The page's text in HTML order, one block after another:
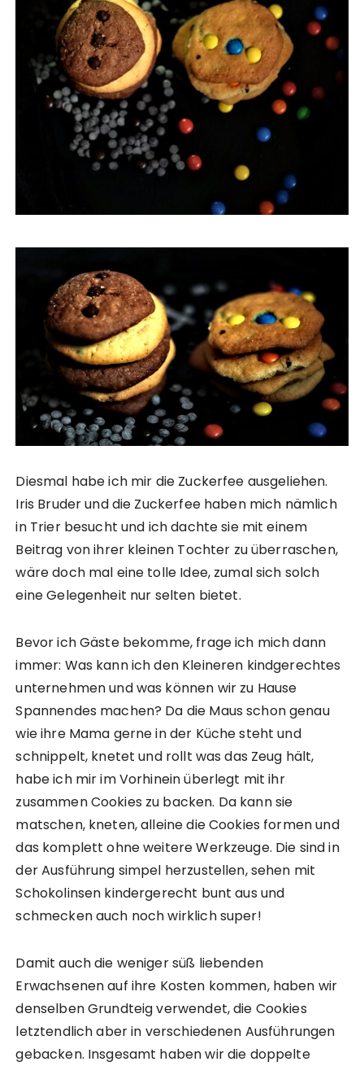
Diesmal habe ich mir die Zuckerfee ausgeliehen.
Iris Bruder und die Zuckerfee haben mich nämlich
in Trier besucht und ich dachte sie mit einem
Beitrag von ihrer kleinen Tochter zu überraschen,
wäre doch mal eine tolle Idee, zumal sich solch
eine Gelegenheit nur selten bietet.
Bevor ich Gäste bekomme, frage ich mich dann
immer: Was kann ich den Kleineren kindgerechtes
unternehmen und was können wir zu Hause
Spannendes machen? Da die Maus schon genau
wie ihre Mama gerne in der Küche steht und
schnippelt, knetet und rollt was das Zeug hält,
habe ich mir im Vorhinein überlegt mit ihr
zusammen Cookies zu backen. Da kann sie
matschen, kneten, alleine die Cookies formen und
das komplett ohne weitere Werkzeuge. Die sind in
der Ausführung simpel herzustellen, sehen mit
Schokolinsen kindergerecht bunt aus und
schmecken auch noch wirklich super!
Damit auch die weniger süß liebenden
Erwachsenen auf ihre Kosten kommen, haben wir
denselben Grundteig verwendet, die Cookies
letztendlich aber in verschiedenen Ausführungen
gebacken. Insgesamt haben wir die doppelte